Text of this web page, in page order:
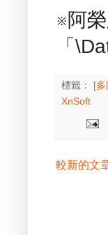
※阿
「
標籤： [
XnSoft
較新的文